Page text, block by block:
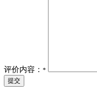
评价内容： *
提交